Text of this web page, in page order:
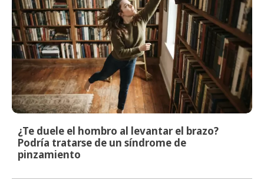
¿Te duele el hombro al levantar el brazo?
Podría tratarse de un síndrome de
pinzamiento